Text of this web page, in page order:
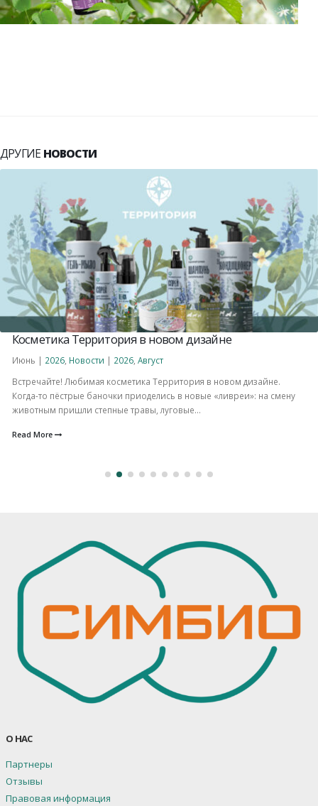
ДРУГИЕ НОВОСТИ
Косметика Территория в новом дизайне
Июнь | 2026 Новости | 2026 Август
Встречайте! Любимая косметика Территория в новом дизайне.
Когда-то пёстрые баночки приоделись в новые «ливреи»: на смену
животным пришли степные травы, луговые...
Read More
О НАС
Партнеры
Отзывы
Правовая информация